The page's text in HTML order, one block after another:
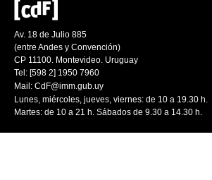
Av. 18 de Julio 885
(entre Andes y Convención)
CP 11100. Montevideo. Uruguay
Tel: [598 2] 1950 7960
Mail: CdF@imm.gub.uy
Lunes, miércoles, jueves, viernes: de 10 a 19.30 h.
Martes: de 10 a 21 h. Sábados de 9.30 a 14.30 h.